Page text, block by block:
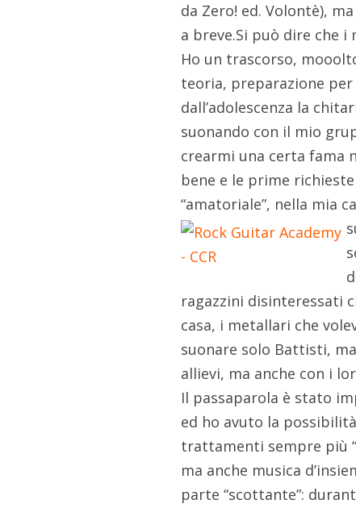
da Zero! ed. Volontè),
a breve.Si può dire che
Ho un trascorso,
teoria, preparazione
dall’adolescenza la
suonando con il mio
crearmi una certa fama
bene e le prime
“amatoriale”, nella mia
ragazzini disinteressati
casa, i metallari che
suonare solo Battisti,
allievi, ma anche con i
Il passaparola è stato
ed ho avuto la
trattamenti sempre più
ma anche musica
parte “scottante”: